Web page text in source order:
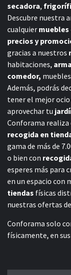
secadora,
Descubre nuestra
cualquier muebles
precios y
gracias a nuestros
habitaciones,
comedor,
Además, podrás
tener el mejor
aprovechar tu
Conforama realiza
recogida en
gama de más de
o bien con
esperes más para
en un espacio con
tiendas físicas
nuestras ofertas de
Conforama solo
físicamente, en